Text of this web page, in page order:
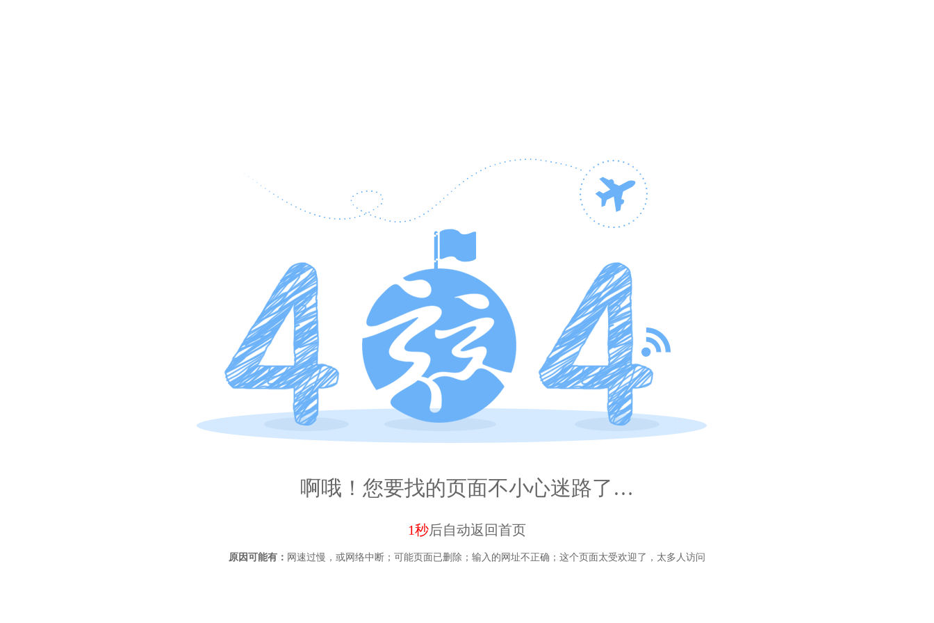
啊哦！您要找的页面不小心迷路了…
1秒后自动返回首页
原因可能有： 网速过慢，或网络中断； 可能页面已删除； 输入的网址不正确； 这个页面太受欢迎了，太多人访问